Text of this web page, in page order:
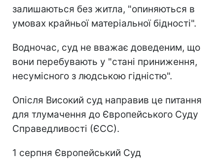
залишаються без житла, "опиняються в
умовах крайньої матеріальної бідності".
Водночас, суд не вважає доведеним, що
вони перебувають у "стані приниження,
несумісного з людською гідністю".
Опісля Високий суд направив це питання
для тлумачення до Європейського Суду
Справедливості (ЄСС).
1 серпня Європейський Суд